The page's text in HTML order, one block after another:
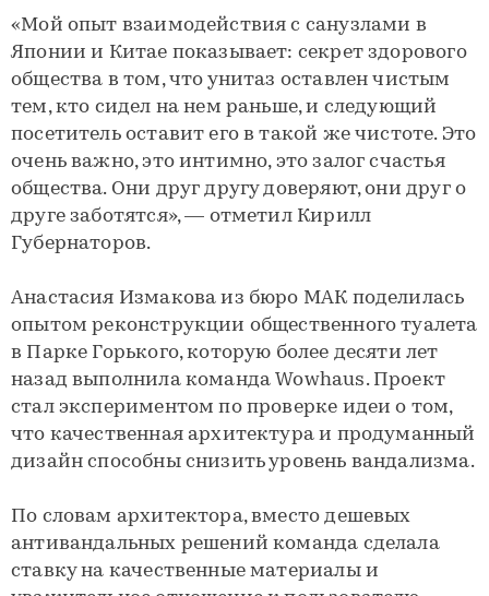
«Мой опыт взаимодействия с санузлами в
Японии и Китае показывает: секрет здорового
общества в том, что унитаз оставлен чистым
тем, кто сидел на нем раньше, и следующий
посетитель оставит его в такой же чистоте. Это
очень важно, это интимно, это залог счастья
общества. Они друг другу доверяют, они друг о
друге заботятся», — отметил Кирилл
Губернаторов.
Анастасия Измакова из бюро МАК поделилась
опытом реконструкции общественного туалета
в Парке Горького, которую более десяти лет
назад выполнила команда Wowhaus. Проект
стал экспериментом по проверке идеи о том,
что качественная архитектура и продуманный
дизайн способны снизить уровень вандализма.
По словам архитектора, вместо дешевых
антивандальных решений команда сделала
ставку на качественные материалы и